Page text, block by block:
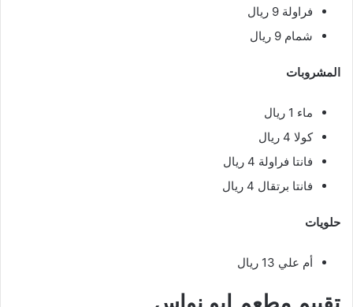
فراولة 9 ريال
شمام 9 ريال
المشروبات
ماء 1 ريال
كولا 4 ريال
فانتا فراولة 4 ريال
فانتا برتقال 4 ريال
حلويات
أم علي 13 ريال